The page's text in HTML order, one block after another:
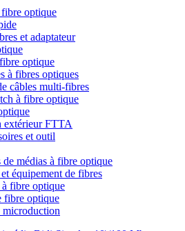
optique
et adaptateur
optique
à fibres optiques
câbles multi-fibres
à fibre optique
extérieur FTTA
et outil
de médias à fibre optique
équipement de fibres
fibre optique
fibre optique
microduction